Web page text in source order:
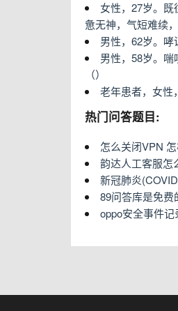
女性，27岁。
惫无神，气短难续
男性，62岁。哮
男性，58岁。
（）
老年患者，女性
热门问答题目:
怎么关闭VPN
韵达人工客服怎
新冠肺炎
89问答库是免费
oppo安全事件